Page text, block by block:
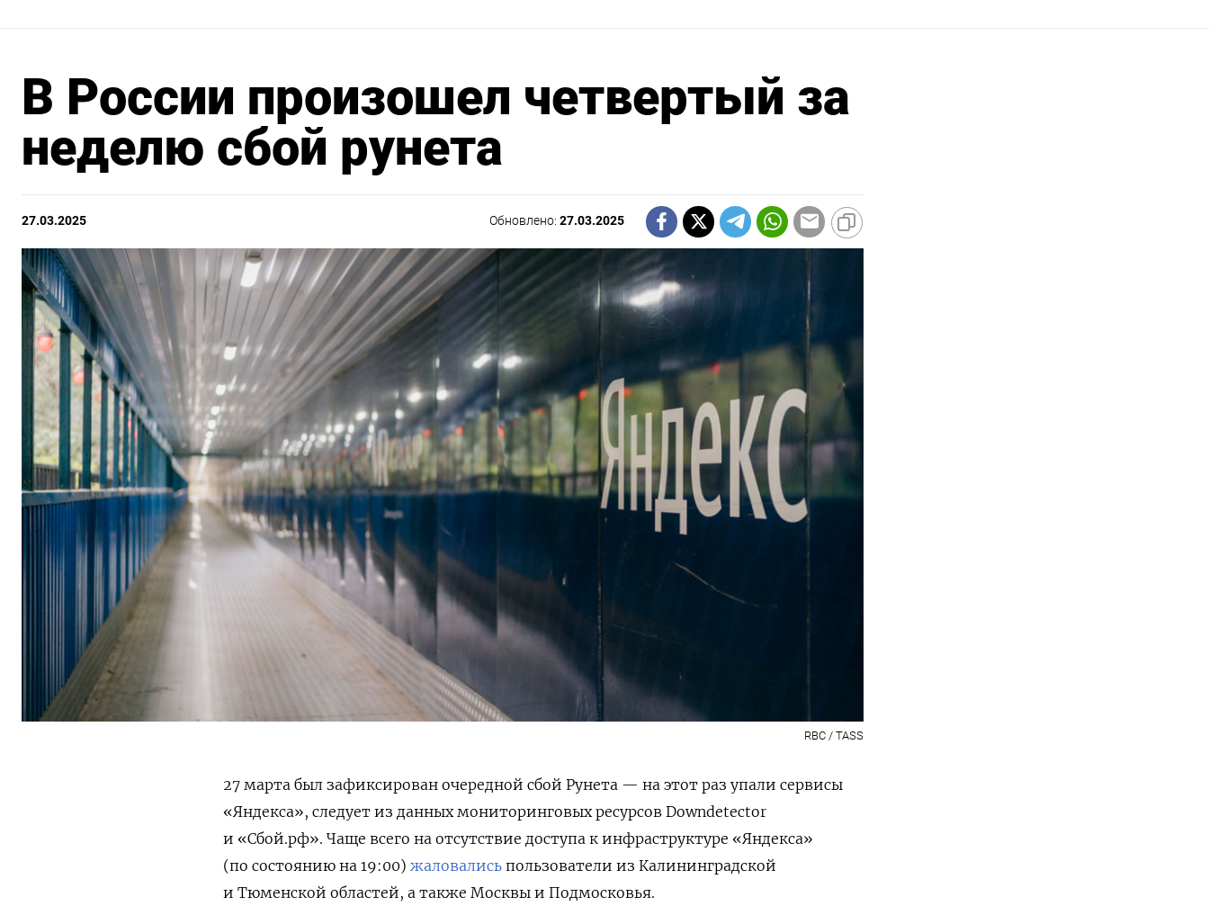
В России произошел четвертый за
неделю сбой рунета
27.03.2025 Обновлено:27.03.2025
RBC / TASS
27 марта был зафиксирован очередной сбой Рунета — на этот раз упали сервисы
«Яндекса», следует из данных мониторинговых ресурсов Downdetector
и «Сбой.рф». Чаще всего на отсутствие доступа к инфраструктуре «Яндекса»
(по состоянию на 19:00) жаловались пользователи из Калининградской
и Тюменской областей, а также Москвы и Подмосковья.